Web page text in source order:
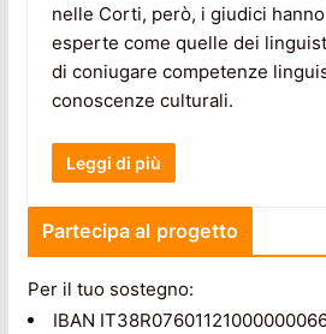
nelle Corti, però, i giudici
esperte come quelle dei
di coniugare competenze
conoscenze culturali.
Leggi di più
Partecipa al progetto
Per il tuo sostegno:
IBAN